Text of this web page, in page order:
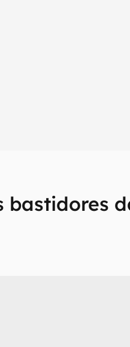
bastidores